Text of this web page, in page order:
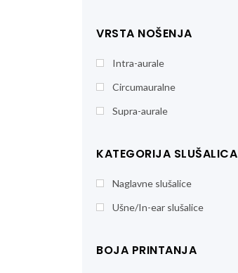
VRSTA NOŠENJA
Intra-aurale
Circumauralne
Supra-aurale
KATEGORIJA SLUŠALICA
Naglavne slušalice
Ušne/In-ear slušalice
BOJA PRINTANJA